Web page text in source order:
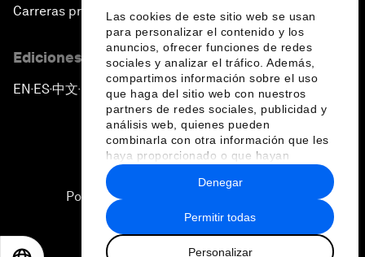
Las cookies de este sitio web se usan
para personalizar el contenido y los
anuncios, ofrecer funciones de redes
sociales y analizar el tráfico. Además,
compartimos información sobre el uso
que haga del sitio web con nuestros
partners de redes sociales, publicidad y
análisis web, quienes pueden
combinarla con otra información que les
haya proporcionado o que hayan
recopilado a partir del uso que haya
hecho de sus servicios.
Permitir todas
Personalizar
Denegar
Carreras profesionales
Ediciones en otros idiomas
EN ▪ES▪中文▪ 日本語
Política de privacidad y normas de uso
Sitemap